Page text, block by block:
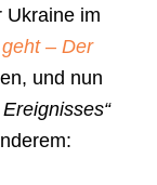
Ukraine im
– Der
und nun